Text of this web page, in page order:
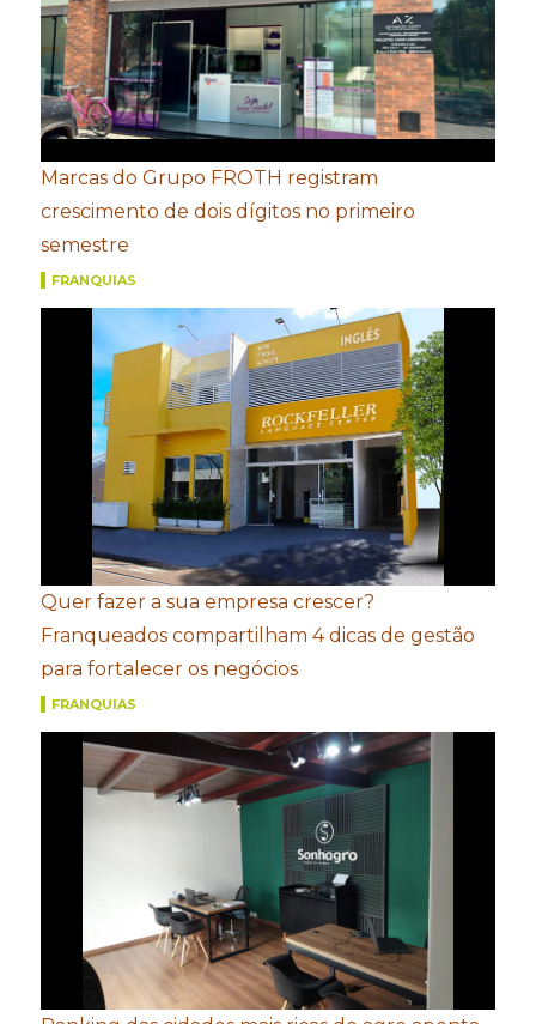
Marcas do Grupo FROTH registram
crescimento de dois dígitos no primeiro
semestre
FRANQUIAS
Quer fazer a sua empresa crescer?
Franqueados compartilham 4 dicas de gestão
para fortalecer os negócios
FRANQUIAS